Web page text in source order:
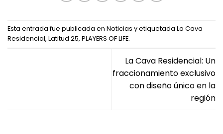
Esta entrada fue publicada en Noticias y etiquetada La Cava
Residencial, Latitud 25, PLAYERS OF LIFE.
La Cava Residencial: Un
fraccionamiento exclusivo
con diseño único en la
región